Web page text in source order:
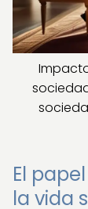
El
la vida